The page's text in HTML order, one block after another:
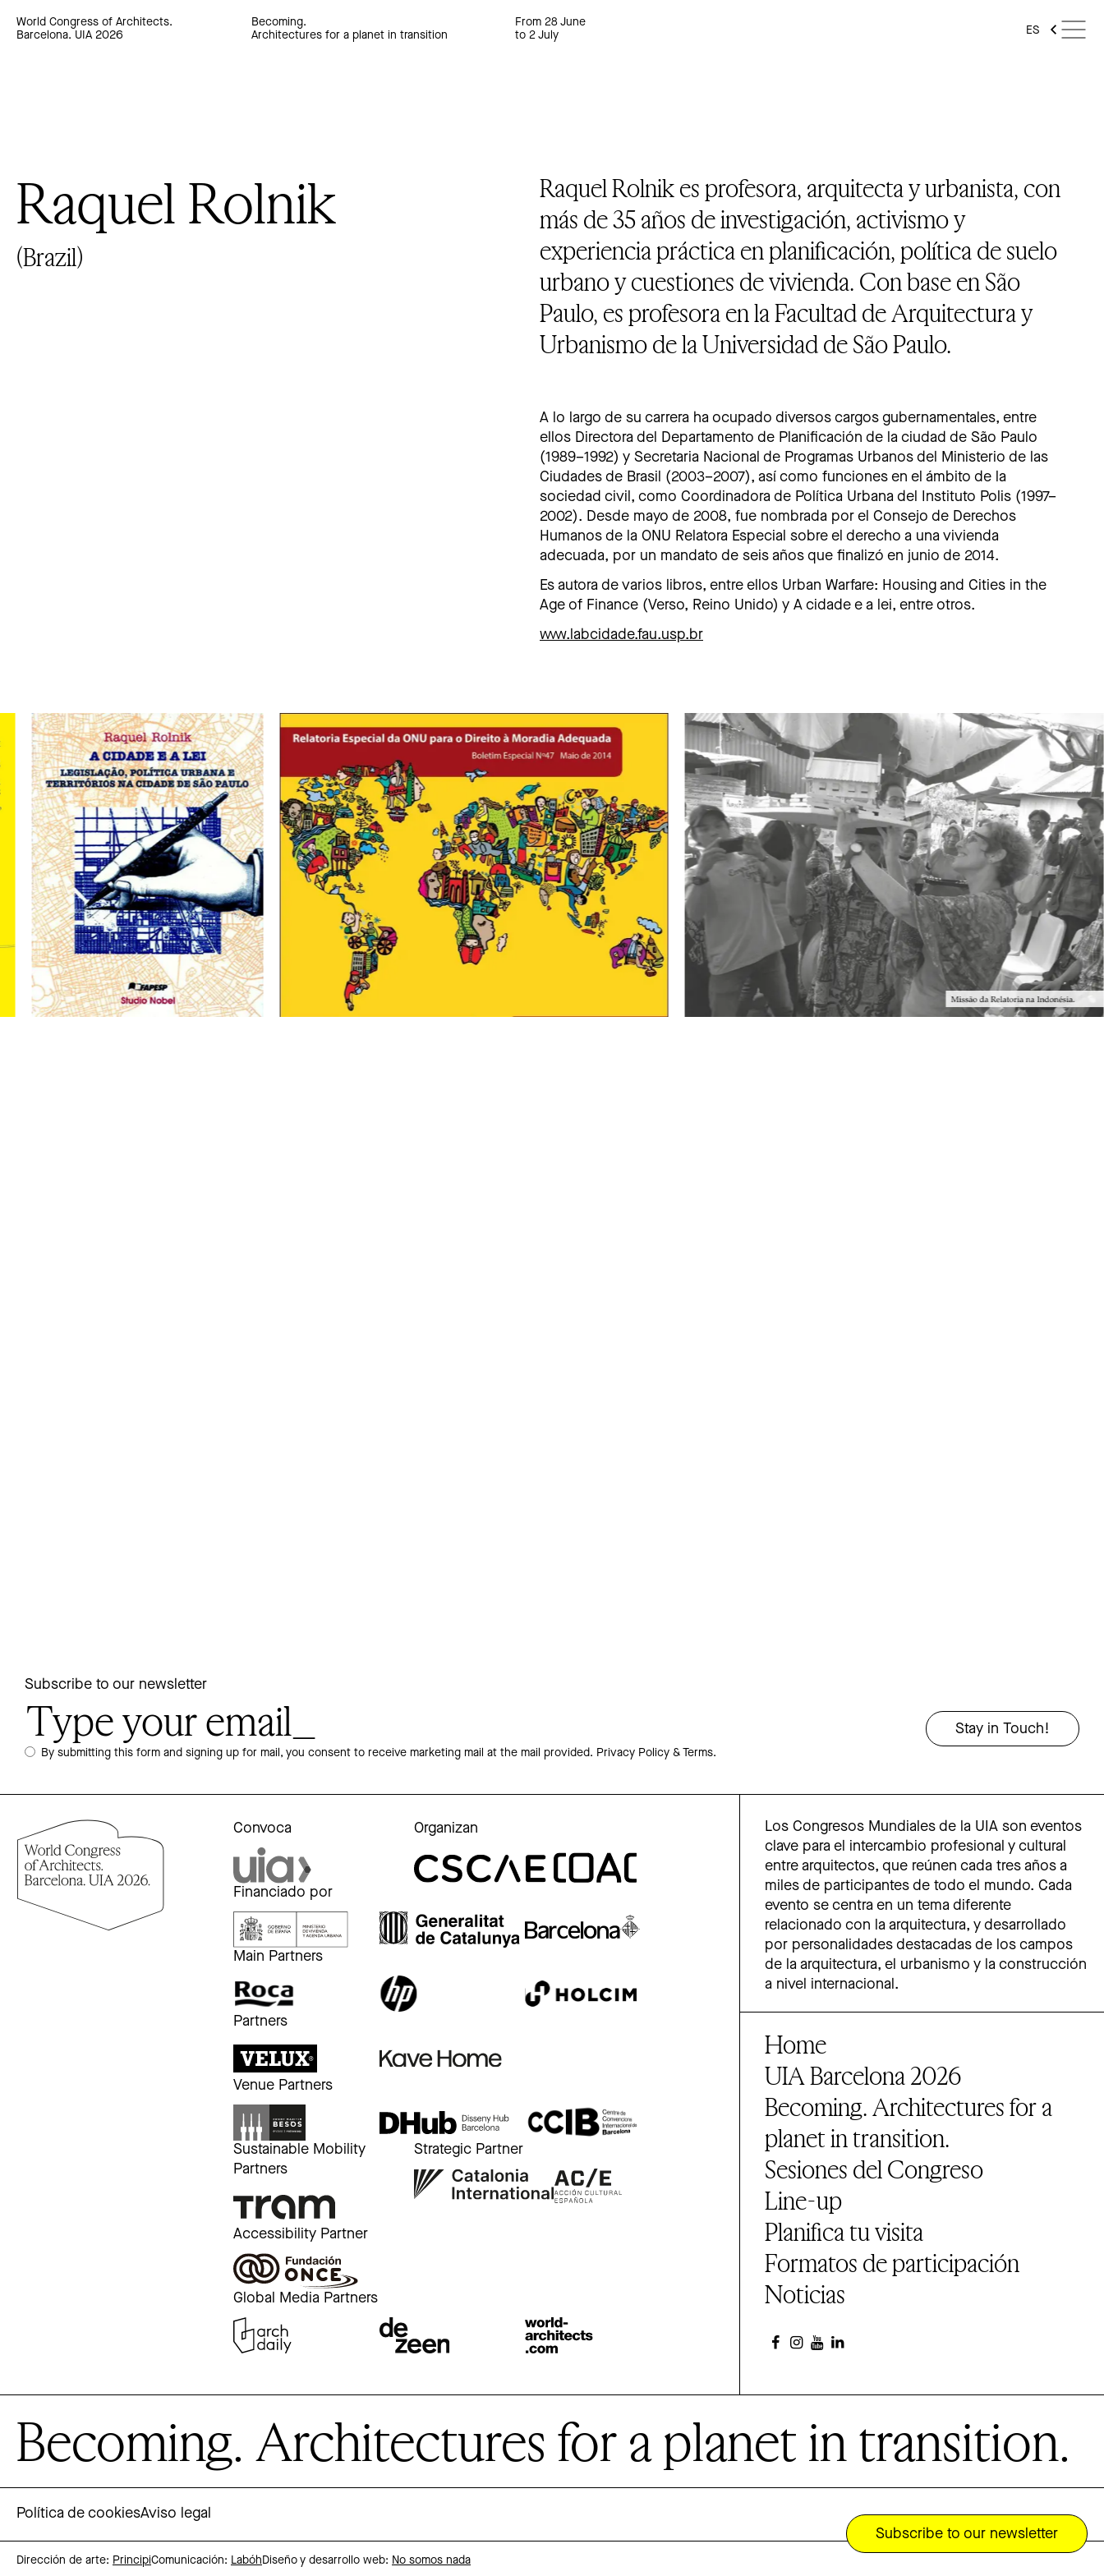
World Congress of Architects.
Barcelona. UIA 2026
Becoming.
Architectures for a planet in transition
From 28 June
to 2 July
ES
Raquel Rolnik
(Brazil)
Raquel Rolnik es profesora, arquitecta y urbanista, con
más de 35 años de investigación, activismo y
experiencia práctica en planificación, política de suelo
urbano y cuestiones de vivienda. Con base en São
Paulo, es profesora en la Facultad de Arquitectura y
Urbanismo de la Universidad de São Paulo.
A lo largo de su carrera ha ocupado diversos cargos gubernamentales, entre
ellos Directora del Departamento de Planificación de la ciudad de São Paulo
(1989–1992) y Secretaria Nacional de Programas Urbanos del Ministerio de las
Ciudades de Brasil (2003–2007), así como funciones en el ámbito de la
sociedad civil, como Coordinadora de Política Urbana del Instituto Polis (1997–
2002). Desde mayo de 2008, fue nombrada por el Consejo de Derechos
Humanos de la ONU Relatora Especial sobre el derecho a una vivienda
adecuada, por un mandato de seis años que finalizó en junio de 2014.
Es autora de varios libros, entre ellos Urban Warfare: Housing and Cities in the
Age of Finance (Verso, Reino Unido) y A cidade e a lei, entre otros.
www.labcidade.fau.usp.br
Subscribe to our newsletter
By submitting this form and signing up for mail, you consent to receive marketing mail at the mail provided. Privacy Policy & Terms.
Convoca Organizan
Financiado por
Main Partners
Partners
Venue Partners
Sustainable Mobility
Partners
Strategic Partner
Accessibility Partner
Global Media Partners
Los Congresos Mundiales de la UIA son eventos
clave para el intercambio profesional y cultural
entre arquitectos, que reúnen cada tres años a
miles de participantes de todo el mundo. Cada
evento se centra en un tema diferente
relacionado con la arquitectura, y desarrollado
por personalidades destacadas de los campos
de la arquitectura, el urbanismo y la construcción
a nivel internacional.
Home
UIA Barcelona 2026
Becoming. Architectures for a
planet in transition.
Sesiones del Congreso
Line-up
Planifica tu visita
Formatos de participación
Noticias
Becoming. Architectures for a planet in transition.
Política de cookiesAviso legal
Dirección de arte: PrincipiComunicación: LabóhDiseño y desarrollo web: No somos nada
Subscribe to our newsletter